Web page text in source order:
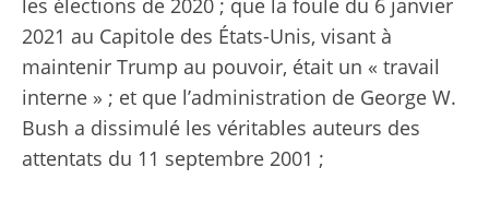
2021 au Capitole des États-Unis, visant à
maintenir Trump au pouvoir, était un « travail
interne » ; et que l’administration de George W.
Bush a dissimulé les véritables auteurs des
attentats du 11 septembre 2001 ;